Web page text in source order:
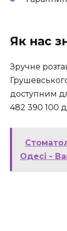
Як нас
Зручне
доступним
482 390 100
Одесі -